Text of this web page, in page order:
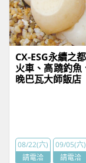
CX-ESG永續之
火車、高蹺釣魚
晚巴瓦大師飯店
08/22(六)
請電洽
09/05(六)
請電洽